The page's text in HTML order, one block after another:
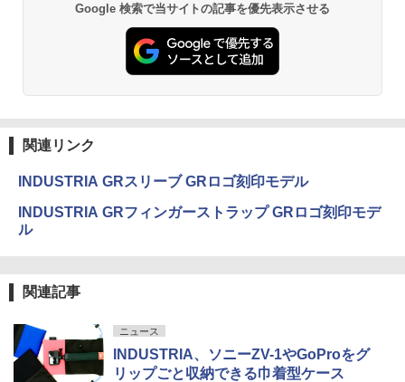
Google 検索で当サイトの記事を優先表示させる
関連リンク
INDUSTRIA GRスリーブ GRロゴ刻印モデル
INDUSTRIA GRフィンガーストラップ GRロゴ刻印モデ
ル
関連記事
ニュース
INDUSTRIA、ソニーZV-1やGoProをグ
リップごと収納できる巾着型ケース